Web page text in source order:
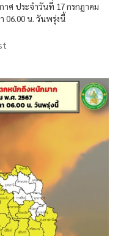
ศ ประจำวันที่ 17 กรกฎาคม
06.00 น. วันพรุ่งนี้